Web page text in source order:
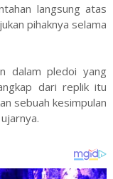
langsung atas
pihaknya selama
dalam pledoi yang
dari replik itu
sebuah kesimpulan